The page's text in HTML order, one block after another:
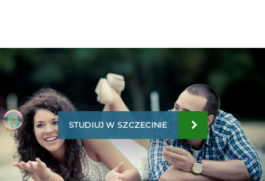
STUDIUJ W SZCZECINIE